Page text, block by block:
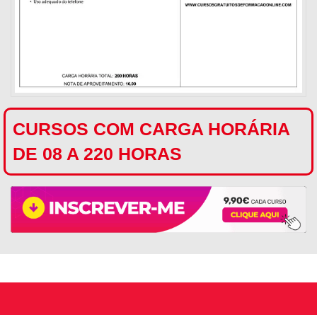
CURSOS COM CARGA HORÁRIA
DE 08 A 220 HORAS